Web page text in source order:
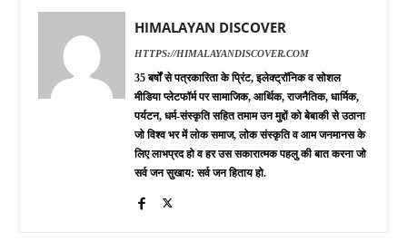
HIMALAYAN DISCOVER
HTTPS://HIMALAYANDISCOVER.COM
35 बर्षों से पत्रकारिता के प्रिंट, इलेक्ट्रॉनिक व सोशल
मीडिया प्लेटफॉर्म पर सामाजिक, आर्थिक, राजनैतिक, धार्मिक,
पर्यटन, धर्म-संस्कृति सहित तमाम उन मुद्दों को बेबाकी से उठाना
जो विश्व भर में लोक समाज, लोक संस्कृति व आम जनमानस के
लिए लाभप्रद हो व हर उस सकारात्मक पहलु की बात करना जो
सर्व जन सुखाय: सर्व जन हिताय हो.